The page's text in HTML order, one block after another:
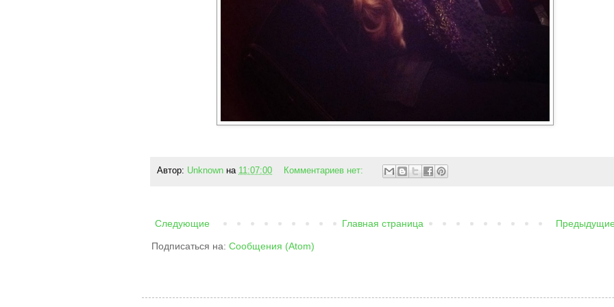
Автор: Unknown на 11:07:00 Комментариев нет:
Следующие Главная страница
Подписаться на: Сообщения (Atom)